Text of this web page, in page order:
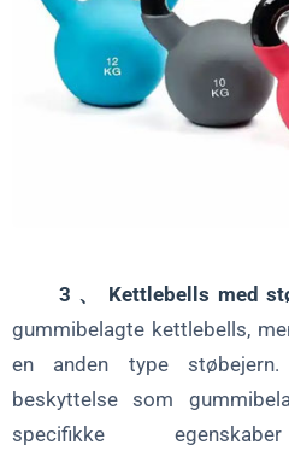
3 、 Kettlebells med
gummibelagte kettlebells,
en anden type
beskyttelse som
specifikke